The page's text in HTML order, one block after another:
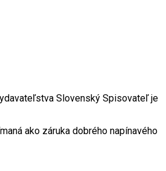
Slovenský Spisovateľ je
ako záruka dobrého napínavého